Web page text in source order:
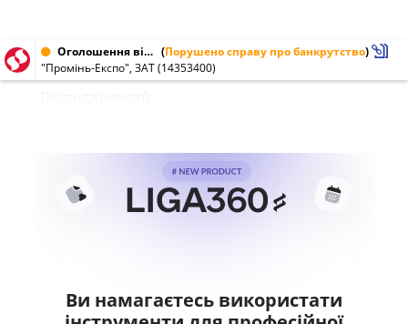
Оголошення від 13.03.2004 № 14353400 (Порушено справу про банкрутство)
"Промінь-Експо", ЗАТ (14353400)
Ви намагаєтесь використати